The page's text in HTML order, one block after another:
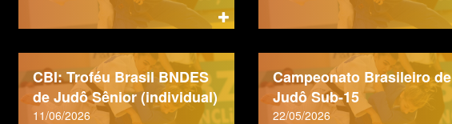
CBI: Troféu Brasil BNDES
de Judô Sênior (individual)
11/06/2026
Campeonato Brasileiro de
Judô Sub-15
22/05/2026